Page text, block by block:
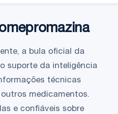
a bula oficial da
suporte da inteligência
técnicas
medicamentos.
e confiáveis sobre